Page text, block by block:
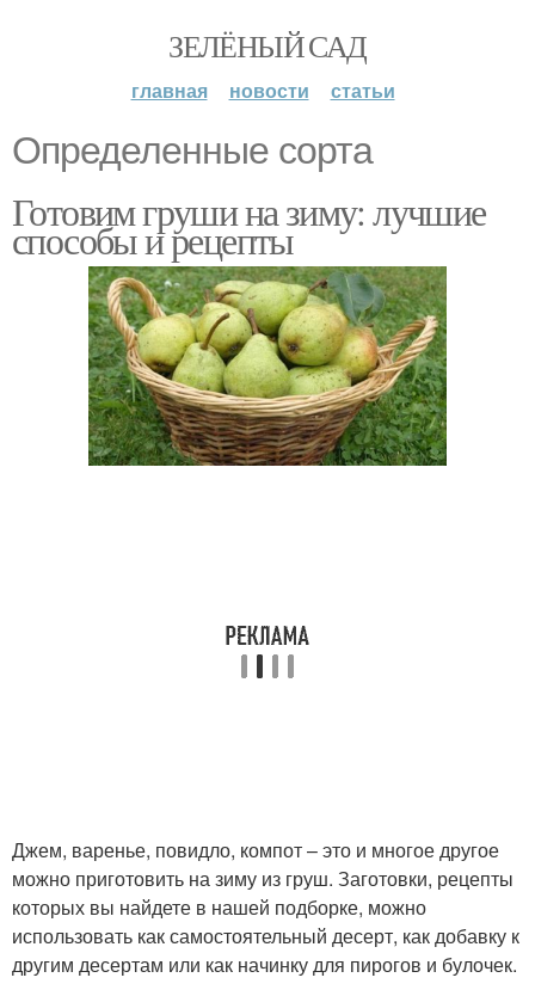
ЗЕЛЁНЫЙ САД
главная новости статьи
Определенные сорта
Готовим груши на зиму: лучшие
способы и рецепты
Джем, варенье, повидло, компот – это и многое другое
можно приготовить на зиму из груш. Заготовки, рецепты
которых вы найдете в нашей подборке, можно
использовать как самостоятельный десерт, как добавку к
другим десертам или как начинку для пирогов и булочек.